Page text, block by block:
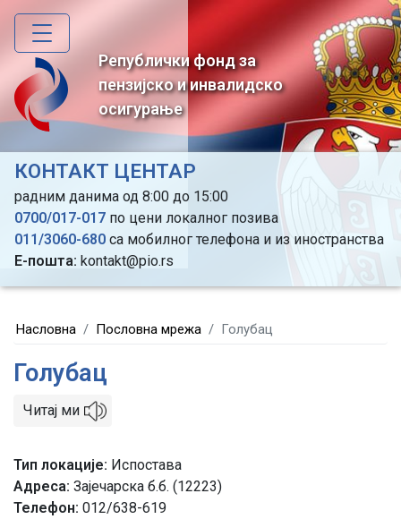
Skip
main
content
Републички фонд за
пензијско и инвалидско
осигурање
КОНТАКТ ЦЕНТАР
радним данима од 8:00 до 15:00
0700/017-017 по цени локалног позива
011/3060-680 са мобилног телефона и из иностранства
Е-пошта: kontakt@pio.rs
Насловна Пословна мрежа Голубац
Голубац
Читај ми
Тип локације Испостава
Адреса Зајечарска б.б. (12223)
Телефон 012/638-619